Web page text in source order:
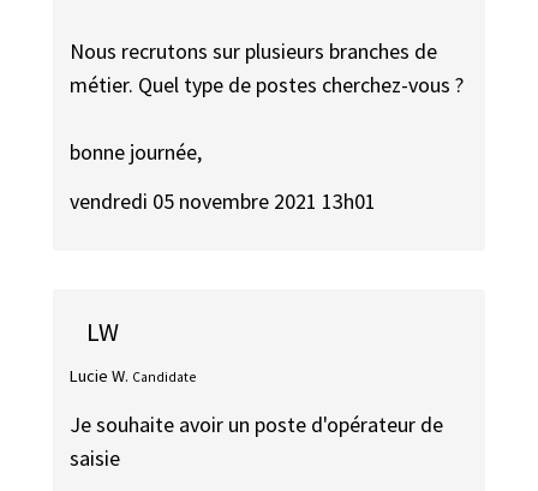
Nous recrutons sur plusieurs branches de
métier. Quel type de postes cherchez-vous ?
bonne journée,
vendredi 05 novembre 2021 13h01
LW
Lucie W. Candidate
Je souhaite avoir un poste d'opérateur de
saisie